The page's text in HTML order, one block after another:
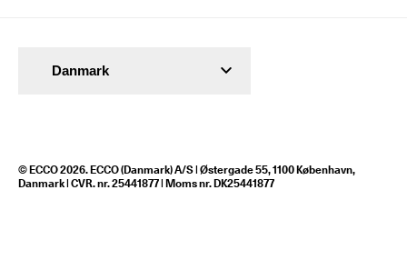
© ECCO 2026. ECCO (Danmark) A/S | Østergade 55, 1100 København,
Danmark | CVR. nr. 25441877 | Moms nr. DK25441877
Danmark